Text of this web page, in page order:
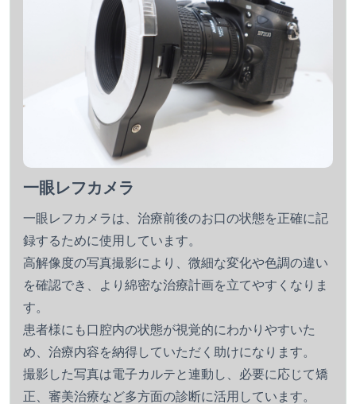
一眼レフカメラ
一眼レフカメラは、治療前後のお口の状態を正確に記
録するために使用しています。
高解像度の写真撮影により、微細な変化や色調の違い
を確認でき、より綿密な治療計画を立てやすくなりま
す。
患者様にも口腔内の状態が視覚的にわかりやすいた
め、治療内容を納得していただく助けになります。
撮影した写真は電子カルテと連動し、必要に応じて矯
正、審美治療など多方面の診断に活用しています。